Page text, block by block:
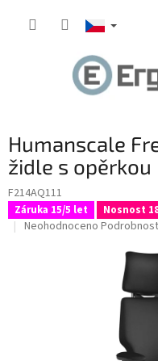
Humanscale
židle s
F214AQ111
Záruka 15/5 let Nosnost
Průměrné
Neohodnoceno